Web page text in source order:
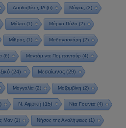
Λουδοβίκος ΙΔ (6) Μάγιας (3)
Μάλτα (1) Μάρκο Πόλο (2)
Μίθρας (1) Μαδαγασκάρη (2)
(6) Μαντάμ ντε Πομπαντούρ (4)
(24) Μεσαίωνας (29)
Μογγολία (2) Μοζαμβίκη (2)
Ν. Αφρική(15) Νέα Γουινέα(4)
Μαν (1) Νήσος της Αναλήψεως (1)